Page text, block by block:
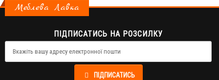
Меблева Лавка
ПІДПИСАТИСЬ НА РОЗСИЛКУ
ПІДПИСАТИСЬ